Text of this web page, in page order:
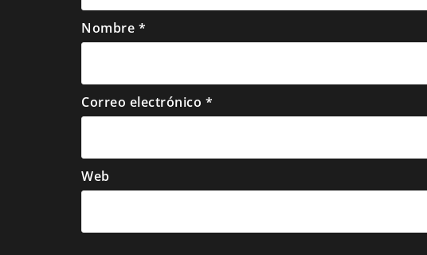
Nombre *
Correo electrónico *
Web